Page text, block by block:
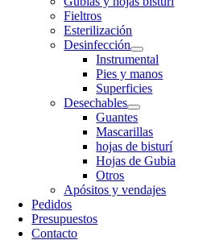
Fieltros
Esterilización
Desinfección
Instrumental
Pies y manos
Superficies
Desechables
Guantes
Mascarillas
hojas de bisturí
Hojas de Gubia
Otros
Apósitos y vendajes
Pedidos
Presupuestos
Contacto